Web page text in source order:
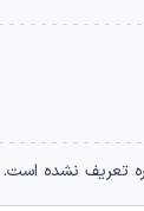
تعریف نشده است.